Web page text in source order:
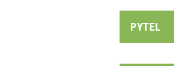
PYTEL